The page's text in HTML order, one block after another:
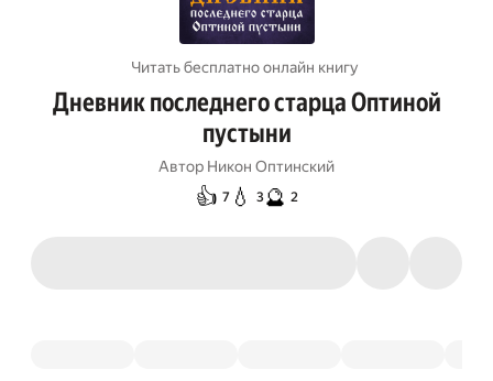
Читать бесплатно онлайн книгу
Дневник последнего старца Оптиной
пустыни
Автор Никон Оптинский
👍 7💧 3🔮 2